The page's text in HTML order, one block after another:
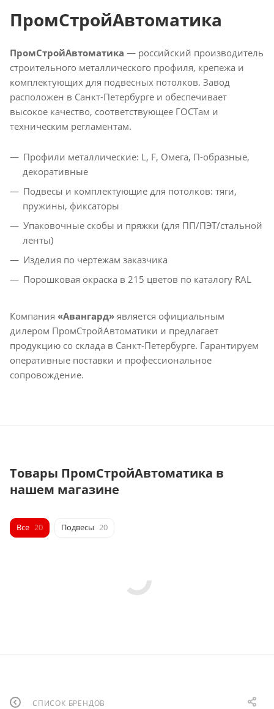
ПромСтройАвтоматика
ПромСтройАвтоматика — российский производитель
строительного металлического профиля, крепежа и
комплектующих для подвесных потолков. Завод
расположен в Санкт-Петербурге и обеспечивает
высокое качество, соответствующее ГОСТам и
техническим регламентам.
Профили металлические: L, F, Омега, П-образные,
декоративные
Подвесы и комплектующие для потолков: тяги,
пружины, фиксаторы
Упаковочные скобы и пряжки (для ПП/ПЭТ/стальной
ленты)
Изделия по чертежам заказчика
Порошковая окраска в 215 цветов по каталогу RAL
Компания «Авангард» является официальным
дилером ПромСтройАвтоматики и предлагает
продукцию со склада в Санкт-Петербурге. Гарантируем
оперативные поставки и профессиональное
сопровождение.
Товары ПромСтройАвтоматика в
нашем магазине
Все 20 Подвесы 20
СПИСОК БРЕНДОВ